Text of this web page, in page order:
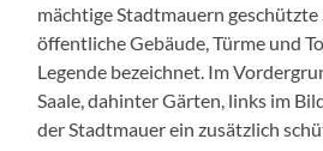
mächtige Stadtmauern geschützte
öffentliche Gebäude, Türme und
Legende bezeichnet. Im
Saale, dahinter Gärten, links im
der Stadtmauer ein zusätzlich